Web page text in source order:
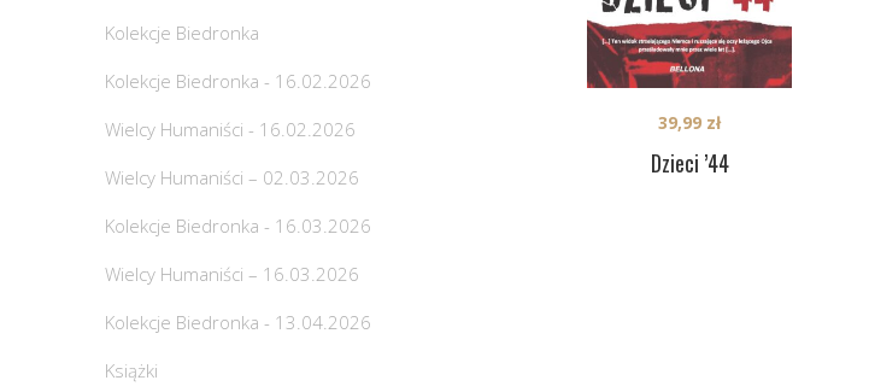
Dzieci ’44
39,99 zł
Kolekcje Biedronka
Kolekcje Biedronka - 16.02.2026
Wielcy Humaniści - 16.02.2026
Wielcy Humaniści – 02.03.2026
Kolekcje Biedronka - 16.03.2026
Wielcy Humaniści – 16.03.2026
Kolekcje Biedronka - 13.04.2026
Książki